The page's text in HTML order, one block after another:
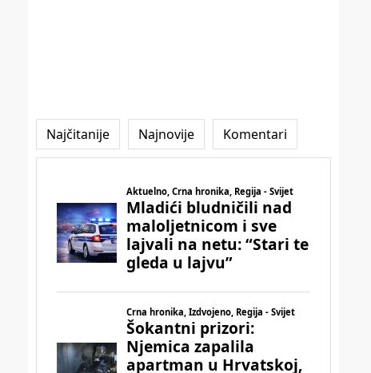
Najčitanije Najnovije Komentari